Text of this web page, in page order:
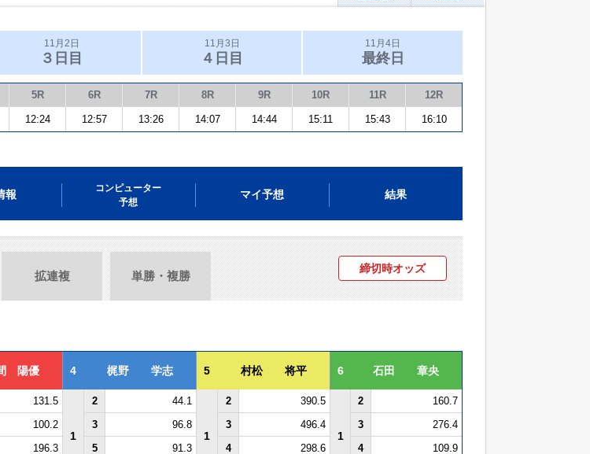
11月2日
３日目
11月3日
４日目
11月4日
最終日
5R 6R 7R 8R 9R 10R 11R 12R
12:24 12:57 13:26 14:07 14:44 15:11 15:43 16:10
報
コンピューター
予想
マイ予想 結果
拡連複 単勝・複勝
締切時オッズ
陽優 4 梶野 学志 5 村松 将平 6 石田 章央
131.5
1
2 44.1
1
2 390.5
1
2
160.7
100.2 3 96.8 3 496.4 3
276.4
196.3 5 91.3 4 298.6 4
109.9